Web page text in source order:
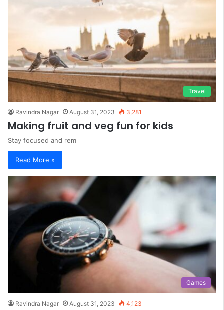
Travel
Ravindra Nagar August 31, 2023 3,281
Making fruit and veg fun for kids
Stay focused and rem
Read More »
Games
Ravindra Nagar August 31, 2023 4,123